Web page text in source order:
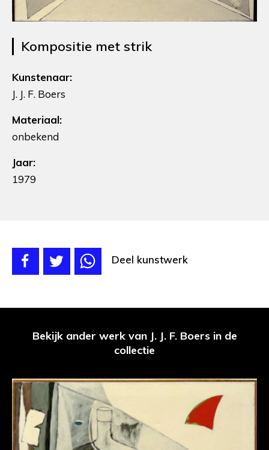
Kompositie met strik
Kunstenaar:
J. J. F. Boers
Materiaal:
onbekend
Jaar:
1979
Deel kunstwerk
Bekijk ander werk van J. J. F. Boers in de
collectie